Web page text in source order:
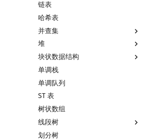
链表
哈希表
并查集
并查集
并查集复杂度
堆
堆简介
二叉堆
配对堆
左偏树
块状数据结构
分块思想
块状数组
块状链表
树分块
Sqrt Tree
单调栈
单调队列
ST 表
树状数组
线段树
线段树基础
划分树